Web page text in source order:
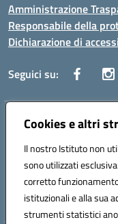
Cookies e altri
Il nostro Istituto non
sono utilizzati
corretto
istituzionali e alla sua
strumenti statistici
Amministrazione
Responsabile della
Dichiarazione di
Seguici su:
Indirizzo:Corso Vittorio
Posta elettronica
Codice fiscale:
Codice meccanografico: